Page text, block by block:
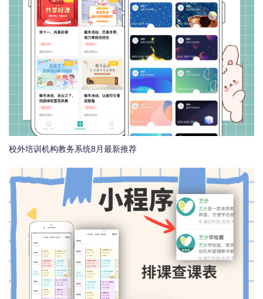
校外培训机构教务系统8月最新推荐